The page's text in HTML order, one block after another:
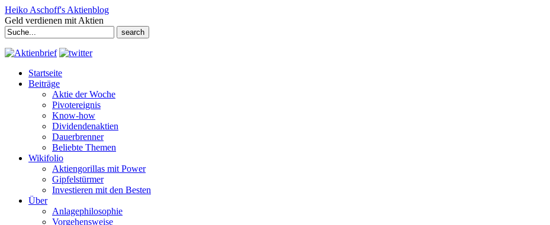
Heiko Aschoff's Aktienblog
Geld verdienen mit Aktien
Search
for:
Startseite
Beiträge
Aktie der Woche
Pivotereignis
Know-how
Dividendenaktien
Dauerbrenner
Beliebte Themen
Wikifolio
Aktiengorillas mit Power
Gipfelstürmer
Investieren mit den Besten
Über
Anlagephilosophie
Vorgehensweise